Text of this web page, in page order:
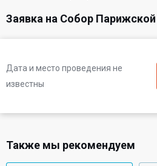
Заявка на Собор
Дата и место проведения не
известны
Также мы рекомендуем